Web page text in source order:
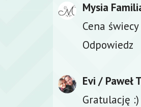
Mysia
Cena
Odpowiedz
Evi / Paweł
Gratulację :)